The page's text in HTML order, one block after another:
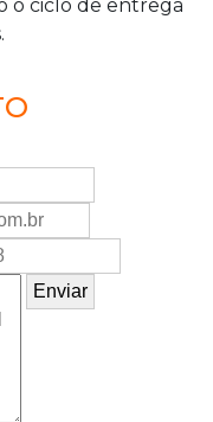
o ciclo de entrega